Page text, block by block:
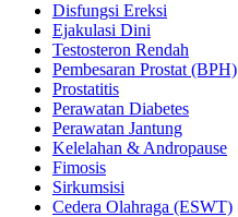
Disfungsi Ereksi
Ejakulasi Dini
Testosteron Rendah
Pembesaran Prostat (BPH)
Prostatitis
Perawatan Diabetes
Perawatan Jantung
Kelelahan & Andropause
Fimosis
Sirkumsisi
Cedera Olahraga (ESWT)